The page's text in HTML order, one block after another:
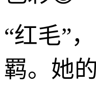
“红毛”
羁。她